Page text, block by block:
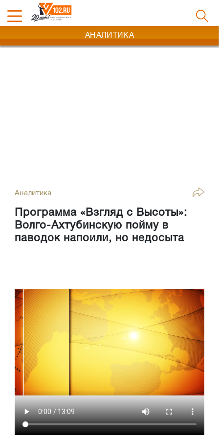
АНАЛИТИКА
Аналитика
Программа «Взгляд с Высоты»:
Волго-Ахтубинскую пойму в
паводок напоили, но недосыта